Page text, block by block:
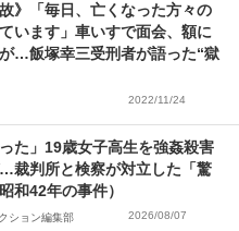
故》「毎日、亡くなった方々の
います」車いすで面会、額に
…飯塚幸三受刑者が語った“獄
2022/11/24
った」19歳女子高生を強姦殺害
裁判所と検察が対立した「驚
和42年の事件）
ション編集部 2026/08/07